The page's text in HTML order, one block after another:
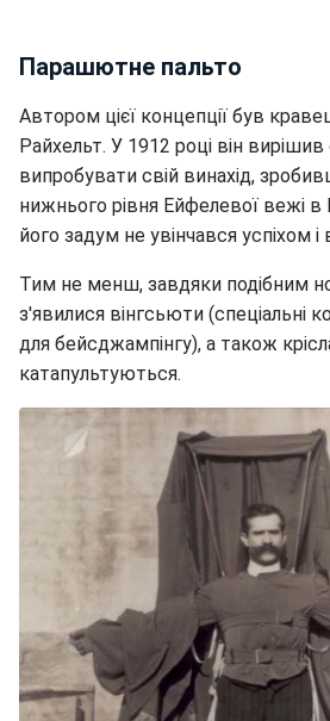
Парашютне пальто
Автором цієї концепції був
Райхельт. У 1912 році він вирішив
випробувати свій винахід,
нижнього рівня Ейфелевої вежі
його задум не увінчався успіхом і
Тим не менш, завдяки подібним
з'явилися вінгсьюти (спеціальні
для бейсджампінгу), а також
катапультуються.